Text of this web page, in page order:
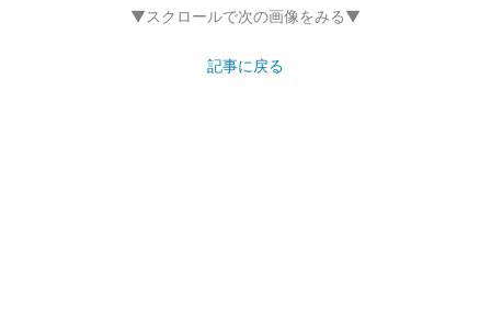
▼スクロールで次の画像をみる▼
記事に戻る